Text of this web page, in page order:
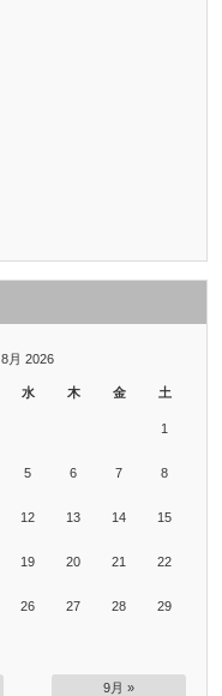
8月 2026
水 木 金 土
1
5 6 7 8
12 13 14 15
19 20 21 22
26 27 28 29
9月 »